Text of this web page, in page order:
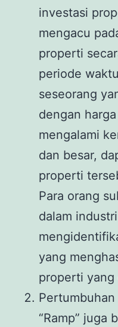
investasi
mengacu
properti
periode
seseorang
dengan
mengalami
dan besar,
properti
Para orang
dalam
yang
properti yang
Pertumbuhan
“Ramp” juga